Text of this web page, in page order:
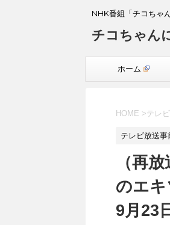
NHK番組「チコちゃ
チコちゃん
ホーム
HOME >テレ
テレビ放送事
（再
のエ
9月23